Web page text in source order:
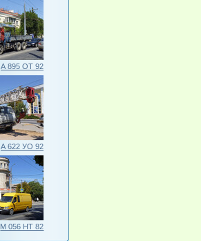
А 895 ОТ 92
А 622 УО 92
М 056 НТ 82